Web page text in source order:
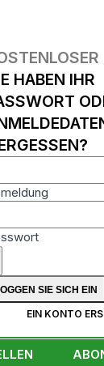
HABEN IHR
EIN KONTO